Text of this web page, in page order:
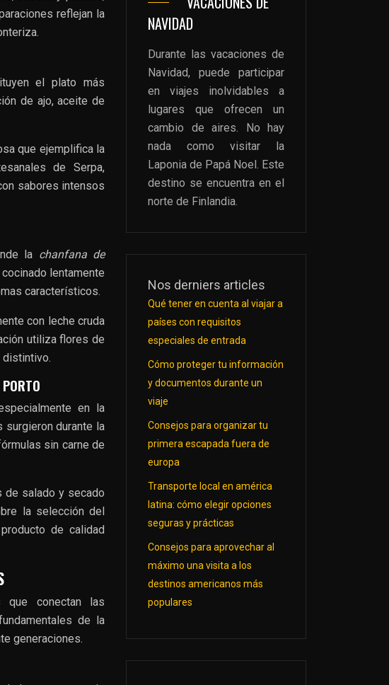
reflejan la
el plato más
de ajo, aceite de
que ejemplifica la
de Serpa,
sabores intensos
la chanfana de
lentamente
característicos.
con leche cruda
utiliza flores de
distintivo.
en la
surgieron durante la
sin carne de
de salado y secado
la selección del
de calidad
que conectan las
de la
generaciones.
NAVIDAD
Durante las vacaciones de
Navidad, puede participar
en viajes inolvidables a
lugares que ofrecen un
cambio de aires. No hay
nada como visitar la
Laponia de Papá Noel. Este
destino se encuentra en el
norte de Finlandia.
Nos derniers articles
Qué tener en cuenta al viajar a
países con requisitos
especiales de entrada
Cómo proteger tu información
y documentos durante un
viaje
Consejos para organizar tu
primera escapada fuera de
europa
Transporte local en américa
latina: cómo elegir opciones
seguras y prácticas
Consejos para aprovechar al
máximo una visita a los
destinos americanos más
populares